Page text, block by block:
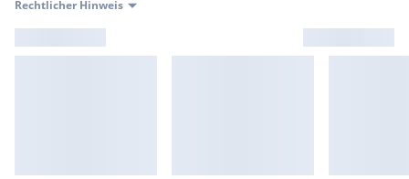
Rechtlicher Hinweis